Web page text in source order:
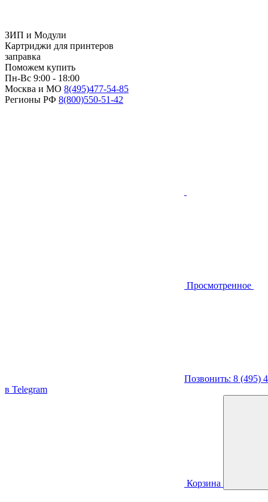
ЗИП и Модули
Картриджи для принтеров
заправка
Поможем купить
Пн-Вс 9:00 - 18:00
Москва и МО 8(495)477-54-85
Регионы РФ 8(800)550-51-42
Просмотренное
Позвонить: 8 (495)
в Telegram
Корзина